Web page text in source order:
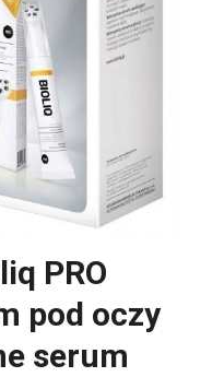
PRO
pod oczy
serum